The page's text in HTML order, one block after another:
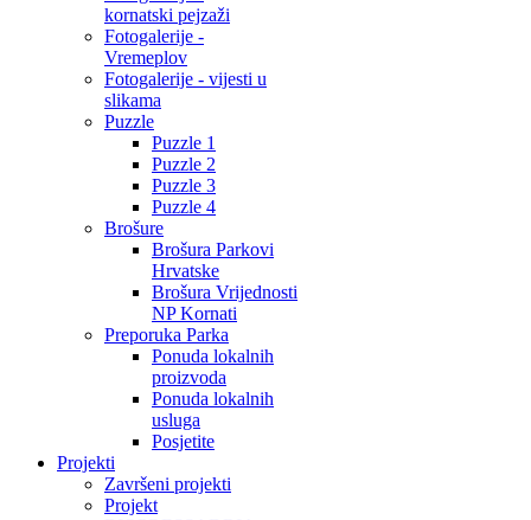
kornatski pejzaži
Fotogalerije -
Vremeplov
Fotogalerije - vijesti u
slikama
Puzzle
Puzzle 1
Puzzle 2
Puzzle 3
Puzzle 4
Brošure
Brošura Parkovi
Hrvatske
Brošura Vrijednosti
NP Kornati
Preporuka Parka
Ponuda lokalnih
proizvoda
Ponuda lokalnih
usluga
Posjetite
Projekti
Završeni projekti
Projekt